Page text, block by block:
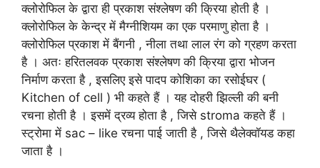
क्लोरोफिल के द्वारा ही प्रकाश संश्लेषण की क्रिया होती है ।
क्लोरोफिल के केन्द्र में मैग्नीशियम का एक परमाणु होता है ।
क्लोरोफिल प्रकाश में बैंगनी , नीला तथा लाल रंग को ग्रहण करता
है । अतः हरितलवक प्रकाश संश्लेषण की क्रिया द्वारा भोजन
निर्माण करता है , इसलिए इसे पादप कोशिका का रसोईघर (
Kitchen of cell ) भी कहते हैं । यह दोहरी झिल्ली की बनी
रचना होती है । इसमें द्रव्य होता है , जिसे stroma कहते हैं ।
स्ट्रोमा में sac – like रचना पाई जाती है , जिसे थैलेक्वॉयड कहा
जाता है ।